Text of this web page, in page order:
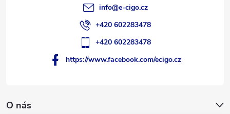
O nás
info@e-cigo.cz
+420 602283478
+420 602283478
https://www.facebook.com/ecigo.cz